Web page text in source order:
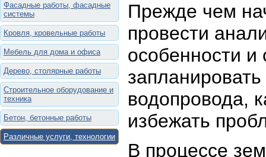
Фасадные работы, фасадные
системы
Кровля, кровельные работы
Мебель для дома и офиса
Дерево, столярные работы
Строительное оборудование и
техника
Бетон, бетонные работы
Различные услуги, технологии
Прежде чем
провести
особенности и
водопровода,
избежать
В процессе